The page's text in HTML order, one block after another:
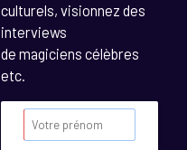
culturels, visionnez des
interviews
de magiciens célèbres
etc.